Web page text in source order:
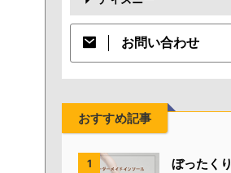
お問い合わせ
おすすめ記事
1
ぼったく